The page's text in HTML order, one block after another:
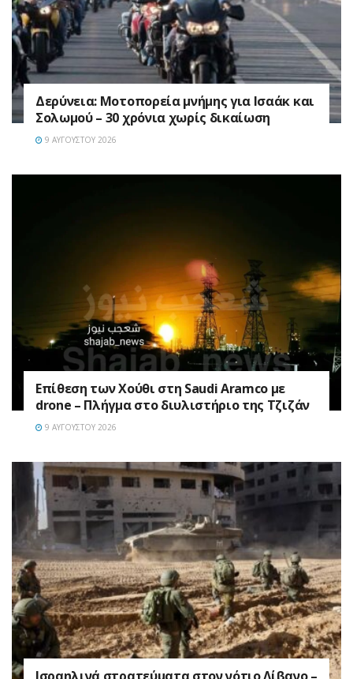
Δερύνεια: Μοτοπορεία μνήμης για Ισαάκ και
Σολωμού – 30 χρόνια χωρίς δικαίωση
9 ΑΥΓΟΎΣΤΟΥ 2026
Επίθεση των Χούθι στη Saudi Aramco με
drone – Πλήγμα στο διυλιστήριο της Τζιζάν
9 ΑΥΓΟΎΣΤΟΥ 2026